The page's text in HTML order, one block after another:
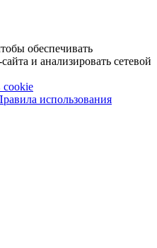
обеспечивать
и анализировать сетевой
cookie
использования